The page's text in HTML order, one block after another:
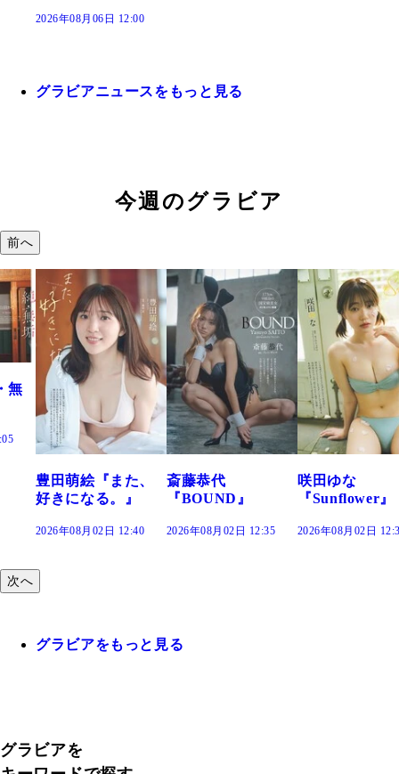
2026年08月06日 12:00
グラビアニュースをもっと見る
今週のグラビア
前へ
斎藤恭代
『BOUND』
2026年08月02日 12:35
咲田ゆな
『Sunflower』
2026年08月02日 12:30
藤水咲桜『花
だまり』
2026年08月02日
次へ
グラビアをもっと見る
グラビアを